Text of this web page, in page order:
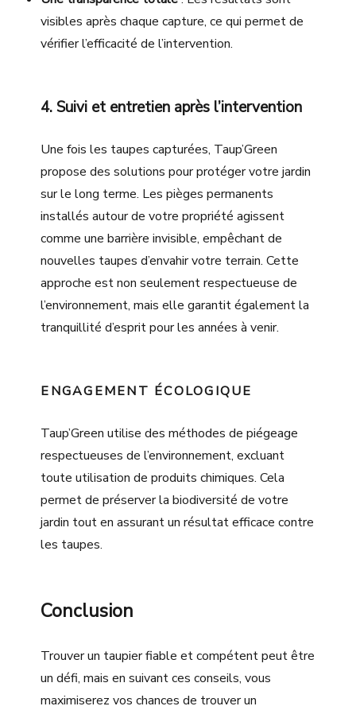
visibles après chaque capture, ce qui permet de
vérifier l’efficacité de l’intervention.
4. Suivi et entretien après l’intervention
Une fois les taupes capturées, Taup’Green
propose des solutions pour protéger votre jardin
sur le long terme. Les pièges permanents
installés autour de votre propriété agissent
comme une barrière invisible, empêchant de
nouvelles taupes d’envahir votre terrain. Cette
approche est non seulement respectueuse de
l’environnement, mais elle garantit également la
tranquillité d’esprit pour les années à venir.
ENGAGEMENT ÉCOLOGIQUE
Taup’Green utilise des méthodes de piégeage
respectueuses de l’environnement, excluant
toute utilisation de produits chimiques. Cela
permet de préserver la biodiversité de votre
jardin tout en assurant un résultat efficace contre
les taupes.
Conclusion
Trouver un taupier fiable et compétent peut être
un défi, mais en suivant ces conseils, vous
maximiserez vos chances de trouver un